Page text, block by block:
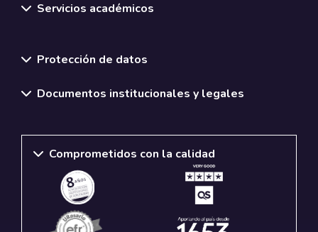
Servicios académicos
Protección de datos
Documentos institucionales y legales
Comprometidos con la calidad